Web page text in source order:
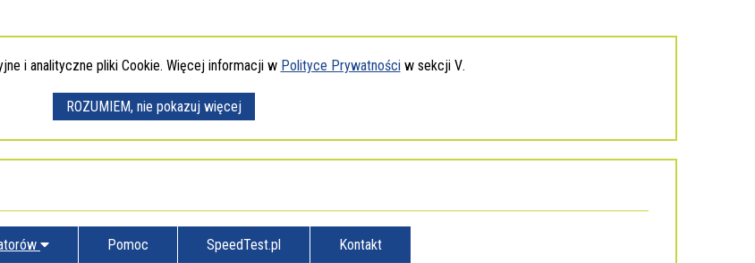
i analityczne pliki Cookie. Więcej informacji w Polityce Prywatnościw sekcji Vpiątej
.
ROZUMIEM, nie pokazuj więcej
Pomoc SpeedTest.pl Kontakt